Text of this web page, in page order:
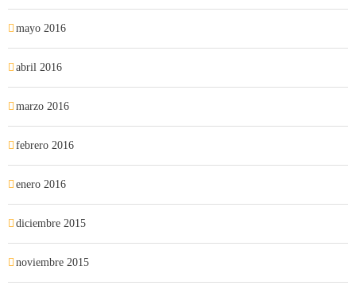
mayo 2016
abril 2016
marzo 2016
febrero 2016
enero 2016
diciembre 2015
noviembre 2015